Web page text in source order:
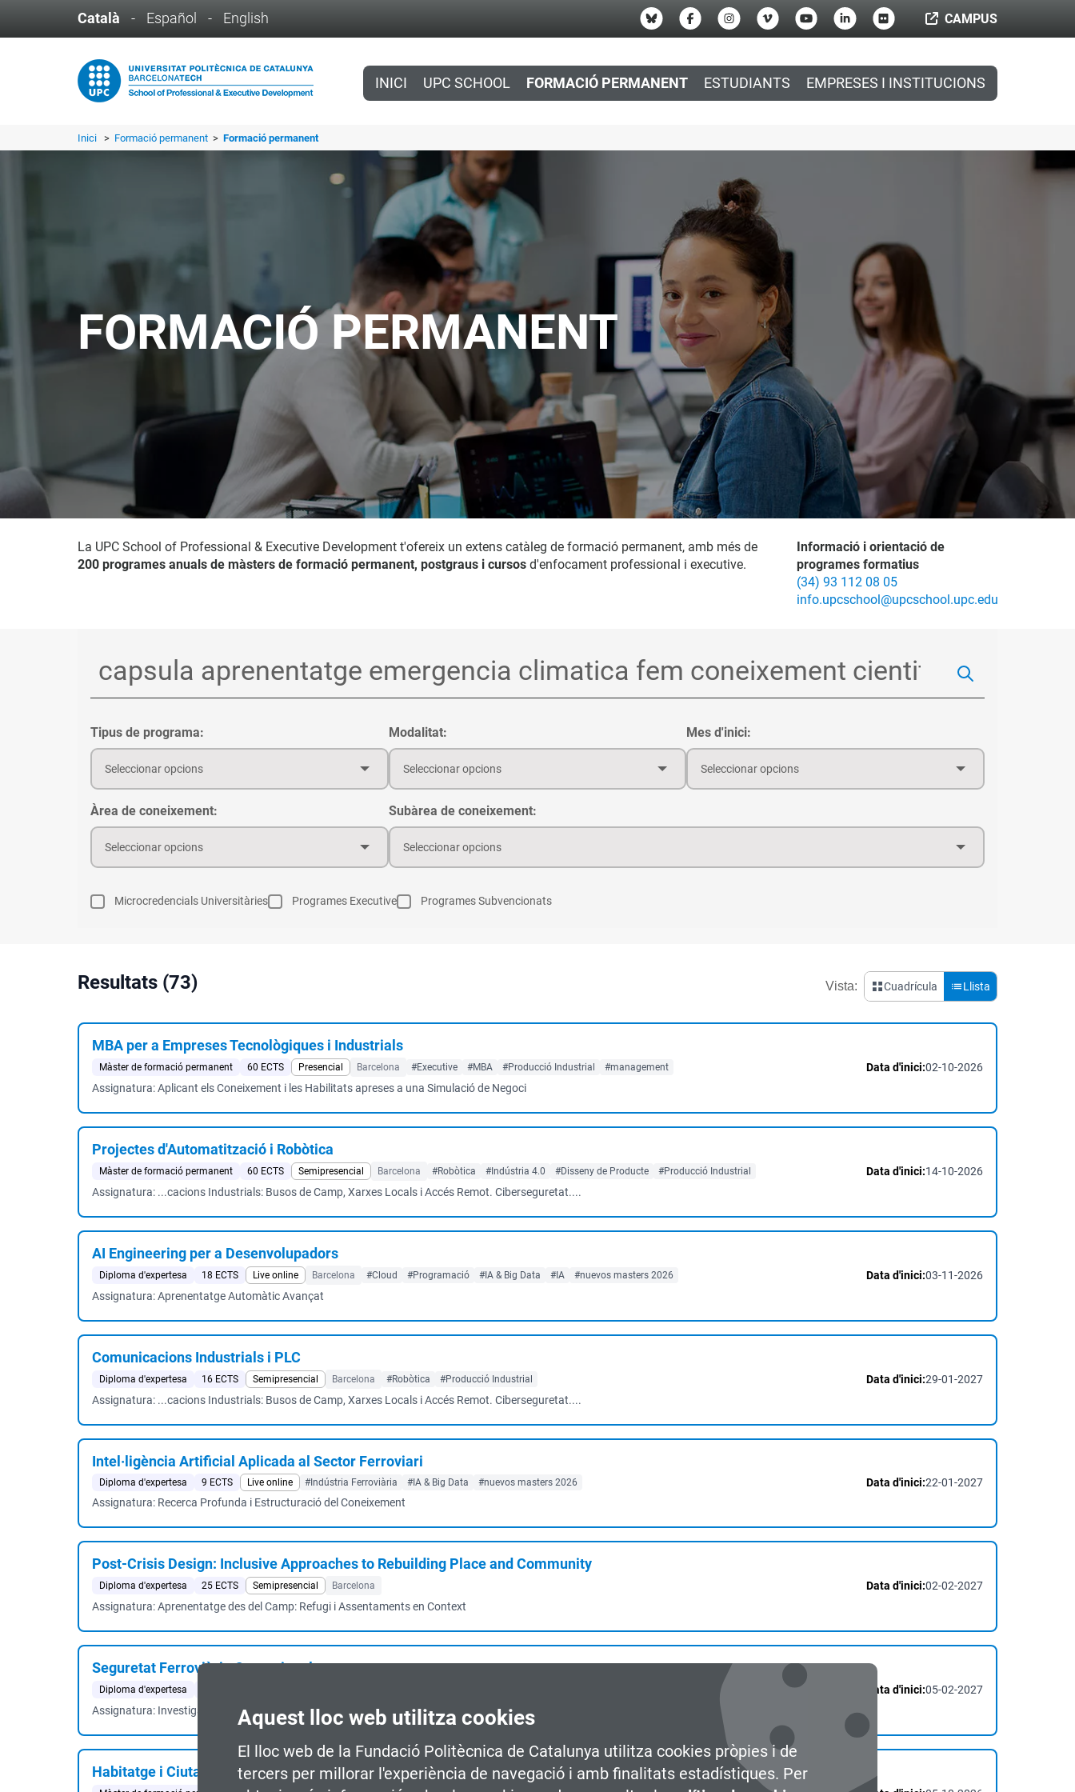
Aquest lloc web utilitza cookies
El lloc web de la Fundació Politècnica de Catalunya utilitza cookies pròpies i de
tercers per millorar l'experiència de navegació i amb finalitats estadístiques. Per
Català - Español - English CAMPUS
INICI UPC SCHOOL FORMACIÓ PERMANENT ESTUDIANTS EMPRESES I INSTITUCIONS
Inici > Formació permanent > Formació permanent
FORMACIÓ PERMANENT
La UPC School of Professional & Executive Development t'ofereix un extens catàleg de formació permanent, amb més de
200 programes anuals de màsters de formació permanent, postgraus i cursos d'enfocament professional i executive.
Informació i orientació de
programes formatius
(34) 93 112 08 05
info.upcschool@upcschool.upc.edu
Tipus de programa:
Seleccionar opcions
Modalitat:
Seleccionar opcions
Mes d'inici:
Seleccionar opcions
Àrea de coneixement:
Seleccionar opcions
Subàrea de coneixement:
Seleccionar opcions
Microcredencials Universitàries Programes Executive Programes Subvencionats
Resultats (73) Vista: Cuadrícula Llista
MBA per a Empreses Tecnològiques i Industrials
Màster de formació permanent 60 ECTS Presencial Barcelona #Executive #MBA #Producció Industrial #management Data d'inici:02-10-2026
Assignatura: Aplicant els Coneixement i les Habilitats apreses a una Simulació de Negoci
Projectes d'Automatització i Robòtica
Màster de formació permanent 60 ECTS Semipresencial Barcelona #Robòtica #Indústria 4.0 #Disseny de Producte #Producció Industrial Data d'inici:14-10-2026
Assignatura: ...cacions Industrials: Busos de Camp, Xarxes Locals i Accés Remot. Ciberseguretat....
AI Engineering per a Desenvolupadors
Diploma d'expertesa 18 ECTS Live online Barcelona #Cloud #Programació #IA & Big Data #IA #nuevos masters 2026 Data d'inici:03-11-2026
Assignatura: Aprenentatge Automàtic Avançat
Comunicacions Industrials i PLC
Diploma d'expertesa 16 ECTS Semipresencial Barcelona #Robòtica #Producció Industrial Data d'inici:29-01-2027
Assignatura: ...cacions Industrials: Busos de Camp, Xarxes Locals i Accés Remot. Ciberseguretat....
Intel·ligència Artificial Aplicada al Sector Ferroviari
Diploma d'expertesa 9 ECTS Live online #Indústria Ferroviària #IA & Big Data #nuevos masters 2026 Data d'inici:22-01-2027
Assignatura: Recerca Profunda i Estructuració del Coneixement
Post-Crisis Design: Inclusive Approaches to Rebuilding Place and Community
Diploma d'expertesa 25 ECTS Semipresencial Barcelona Data d'inici:02-02-2027
Assignatura: Aprenentatge des del Camp: Refugi i Assentaments en Context
Seguretat Ferroviària Operacional
Diploma d'expertesa Data d'inici:05-02-2027
Assignatura: Investigació d'Accidents i Incidents. Aprenentatge i Millora Continua
Habitatge i Ciutat